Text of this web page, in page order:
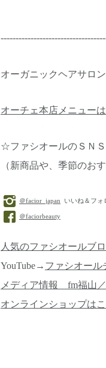
オーガニックヘアサロン
オーチェ本店メニュー
☆ファシオールのＳＮ
（新商品や、季節のお
＠facior_japan いいね＆フ
＠faciorbeauty
人気のファシオールブ
YouTube→ ファシオール
メディア情報 fm福山
オンラインショップは